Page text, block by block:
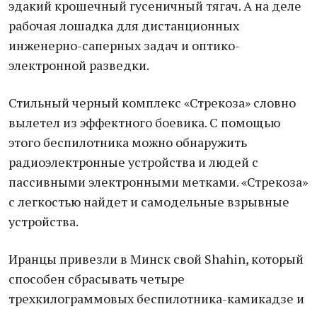
эдакий крошечный гусеничный тягач. А на деле
рабочая лошадка для дистанционных
инженерно-саперных задач и оптико-
электронной разведки.
Стильный черный комплекс «Стрекоза» словно
вылетел из эффектного боевика. С помощью
этого беспилотника можно обнаружить
радиоэлектронные устройства и людей с
пассивными электронными метками. «Стрекоза»
с легкостью найдет и самодельные взрывные
устройства.
Иранцы привезли в Минск свой Shahin, который
способен сбрасывать четыре
трехкилограммовых беспилотника-камикадзе и